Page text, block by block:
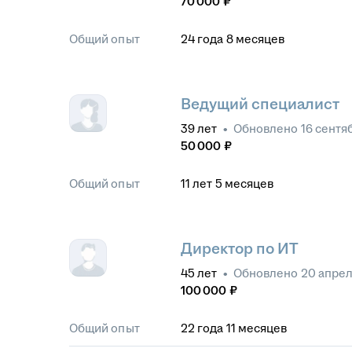
Общий опыт 24 года 8 месяцев
Ведущий специалист
39лет • Обновлено 16
50 000 ₽
Общий опыт 11 лет 5 месяцев
Директор по ИТ
45 лет • Обновлено 20
100 000 ₽
Общий опыт 22 года 11 месяцев